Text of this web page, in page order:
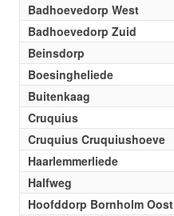
Badhoevedorp West
Badhoevedorp Zuid
Beinsdorp
Boesingheliede
Buitenkaag
Cruquius
Cruquius Cruquiushoeve
Haarlemmerliede
Halfweg
Hoofddorp Bornholm Oost